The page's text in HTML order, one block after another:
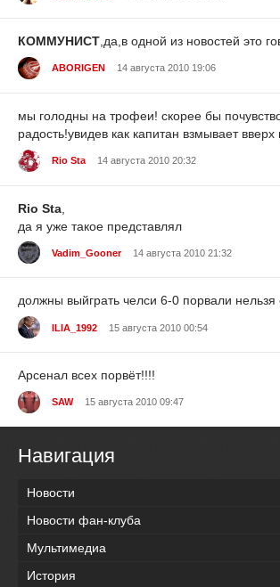
КОММУНИСТ ,да,в одной из новостей это
ABORIGEN 14 августа 2010 19:06
мы голодны на трофеи! скорее бы
радость!увидев как капитан взмывает вверх
Rio Sta 14 августа 2010 20:32
Rio Sta
да я уже такое представлял
Vadim_Gooner 14 августа 2010 21:32
должны выйграть челси 6-0 порвали нельзя
ILIA_1992 15 августа 2010 00:54
Арсенал всех порвёт!!!!
SAW 15 августа 2010 09:47
Навигация
Новости
Новости фан-клуба
Мультимедиа
История